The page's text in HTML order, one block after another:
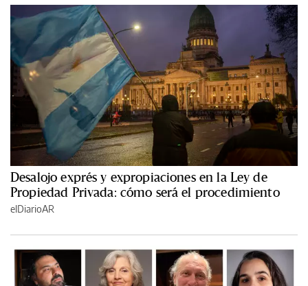
Desalojo exprés y expropiaciones en la Ley de
Propiedad Privada: cómo será el procedimiento
elDiarioAR